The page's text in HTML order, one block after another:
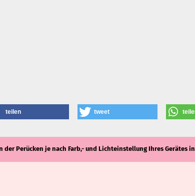
teilen tweet
der Perücken je nach Farb,- und Lichteinstellung Ihres